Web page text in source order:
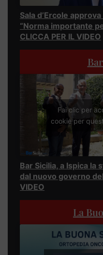
Sala d’Ercole
“Norma importante
CLICCA PER IL VIDEO
Fai clic per
cookie per
Bar Sicilia, a Ispica la
dal nuovo governo
VIDEO
La